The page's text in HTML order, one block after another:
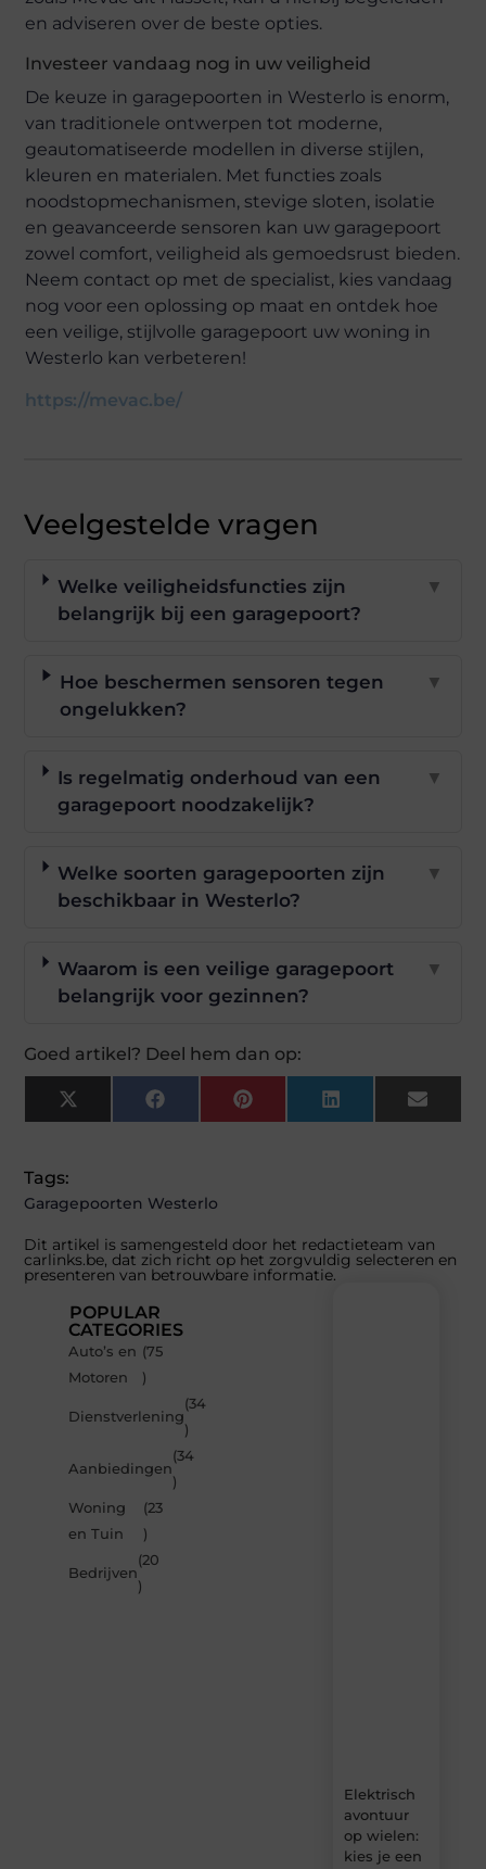
en adviseren over de beste opties.
Investeer vandaag nog in uw veiligheid
De keuze in garagepoorten in Westerlo is enorm,
van traditionele ontwerpen tot moderne,
geautomatiseerde modellen in diverse stijlen,
kleuren en materialen. Met functies zoals
noodstopmechanismen, stevige sloten, isolatie
en geavanceerde sensoren kan uw garagepoort
zowel comfort, veiligheid als gemoedsrust bieden.
Neem contact op met de specialist, kies vandaag
nog voor een oplossing op maat en ontdek hoe
een veilige, stijlvolle garagepoort uw woning in
Westerlo kan verbeteren!
https://mevac.be/
Veelgestelde vragen
Welke veiligheidsfuncties zijn
belangrijk bij een garagepoort?
▼
Hoe beschermen sensoren tegen
ongelukken?
▼
Is regelmatig onderhoud van een
garagepoort noodzakelijk?
▼
Welke soorten garagepoorten zijn
beschikbaar in Westerlo?
▼
Waarom is een veilige garagepoort
belangrijk voor gezinnen?
▼
Goed artikel? Deel hem dan op:
X
(Twitter)
FacebookPinterestLinkedInEmail
Tags:
Garagepoorten Westerlo
Dit artikel is samengesteld door het redactieteam van
carlinks.be, dat zich richt op het zorgvuldig selecteren en
presenteren van betrouwbare informatie.
POPULAR
CATEGORIES
Auto’s en
Motoren
(75
)
Dienstverlening
(34
)
Aanbiedingen
(34
)
Woning
en Tuin
(23
)
Bedrijven
(20
)
Elektrisch
avontuur
op wielen:
kies je een